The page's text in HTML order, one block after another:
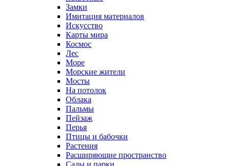
Замки
Имитация материалов
Искусство
Карты мира
Космос
Лес
Море
Морские жители
Мосты
На потолок
Облака
Пальмы
Пейзаж
Перья
Птицы и бабочки
Растения
Расширяющие пространство
Сады и парки